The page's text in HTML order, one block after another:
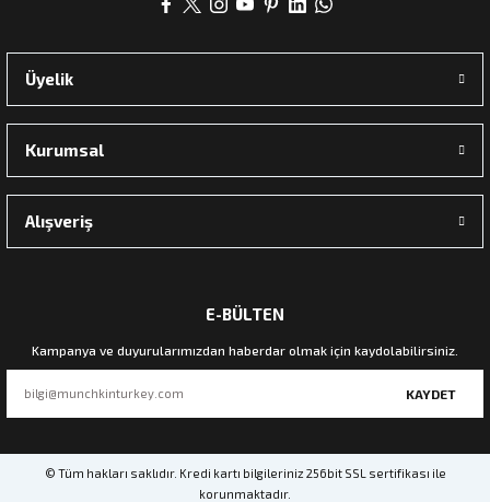
Üyelik
Kurumsal
Alışveriş
E-BÜLTEN
Kampanya ve duyurularımızdan haberdar olmak için kaydolabilirsiniz.
KAYDET
© Tüm hakları saklıdır. Kredi kartı bilgileriniz 256bit SSL sertifikası ile
korunmaktadır.